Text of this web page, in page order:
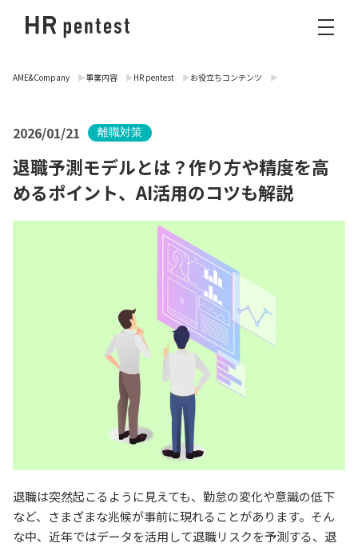
AME&Company 事業内容 HR pentest お役立ちコンテンツ
2026/01/21 離職対策
退職予測モデルとは？作り方や精度を高
めるポイント、AI活用のコツも解説
退職は突然起こるように見えても、勤怠の変化や意識の低下
など、さまざまな兆候が事前に現れることがあります。そん
な中、近年ではデータを活用して退職リスクを予測する、退